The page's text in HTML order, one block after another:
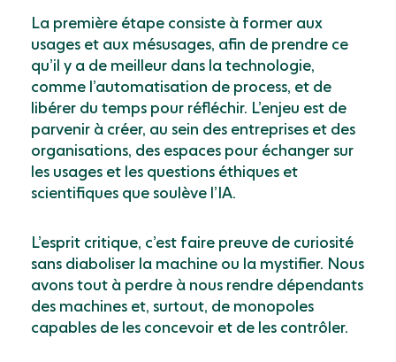
La première étape consiste à former aux
usages et aux mésusages, afin de prendre ce
qu’il y a de meilleur dans la technologie,
comme l’automatisation de process, et de
libérer du temps pour réfléchir. L’enjeu est de
parvenir à créer, au sein des entreprises et des
organisations, des espaces pour échanger sur
les usages et les questions éthiques et
scientifiques que soulève l’IA.
L’esprit critique, c’est faire preuve de curiosité
sans diaboliser la machine ou la mystifier. Nous
avons tout à perdre à nous rendre dépendants
des machines et, surtout, de monopoles
capables de les concevoir et de les contrôler.